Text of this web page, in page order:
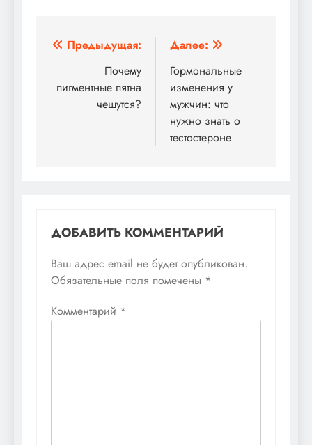
Навигация
записям
Предыдущая:
Почему
пигментные пятна
чешутся?
Далее:
Гормональные
изменения у
мужчин: что
нужно знать о
тестостероне
ДОБАВИТЬ КОММЕНТАРИЙ
Ваш адрес email не будет опубликован.
Обязательные поля помечены *
Комментарий *